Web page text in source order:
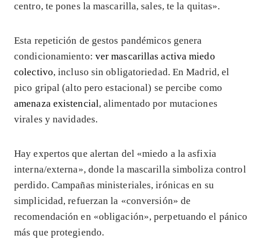
centro, te pones la mascarilla, sales, te la quitas».
Esta repetición de gestos pandémicos genera
condicionamiento: ver mascarillas activa miedo
colectivo, incluso sin obligatoriedad. En Madrid, el
pico gripal (alto pero estacional) se percibe como
amenaza existencial, alimentado por mutaciones
virales y navidades.
Hay expertos que alertan del «miedo a la asfixia
interna/externa», donde la mascarilla simboliza control
perdido. Campañas ministeriales, irónicas en su
simplicidad, refuerzan la «conversión» de
recomendación en «obligación», perpetuando el pánico
más que protegiendo.